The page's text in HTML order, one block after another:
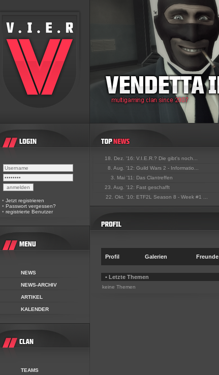
• Jetzt registrieren
• Passwort vergessen?
• registrierte Benutzer
NEWS
NEWS-ARCHIV
ARTIKEL
KALENDER
TEAMS
18. Dez. '16: V.I.E.R.? Die gibt's noch...
8. Aug. '12: Guild Wars 2 - Informatio...
3. Mai '11: Das Clantreffen
23. Aug. '12: Fast geschafft
22. Okt. '10: ETF2L Season 8 - Week #1 ...
Profil Galerien Freunde
• Letzte Themen
keine Themen